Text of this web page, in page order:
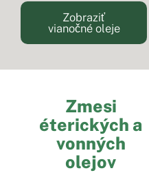
Zobraziť
vianočné oleje
Zmesi
éterických a
vonných
olejov